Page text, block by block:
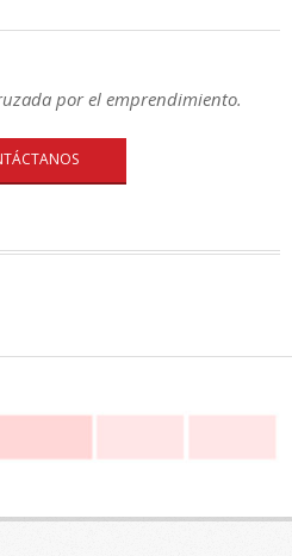
por el emprendimiento.